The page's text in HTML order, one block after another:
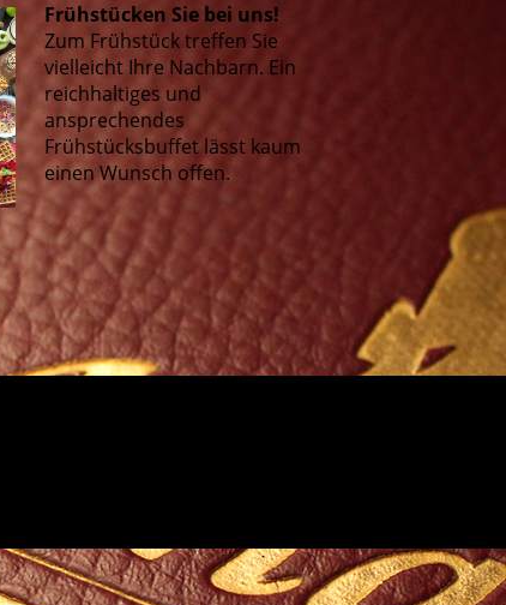
Frühstücken Sie bei uns!
Zum Frühstück treffen Sie
vielleicht Ihre Nachbarn. Ein
reichhaltiges und
ansprechendes
Frühstücksbuffet lässt kaum
einen Wunsch offen.
» Zum Frühstück